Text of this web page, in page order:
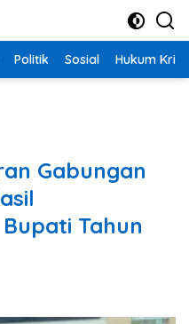
Politik Sosial Hukum
Gabungan
Tahun